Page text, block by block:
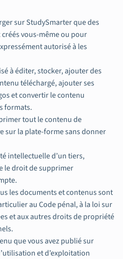
sur StudySmarter que des
vous-même ou pour
autorisé à les
à éditer, stocker, ajouter des
téléchargé, ajouter ses
et convertir le contenu
formats.
tout le contenu de
sur la plate-forme sans donner
intellectuelle d’un tiers,
le droit de supprimer
les documents et contenus sont
au Code pénal, à la loi sur
et aux autres droits de propriété
que vous avez publié sur
et d’exploitation